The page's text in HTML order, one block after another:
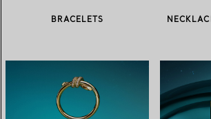
BRACELETS